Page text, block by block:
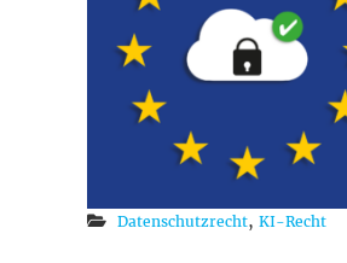
Datenschutzrecht, KI-Recht